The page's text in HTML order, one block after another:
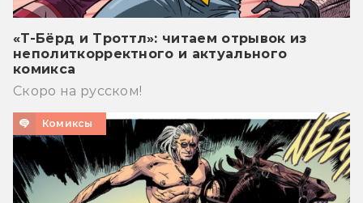
«Т-Бёрд и Троттл»: читаем отрывок из
неполиткорректного и актуального
комикса
Скоро на русском!
Комиксы